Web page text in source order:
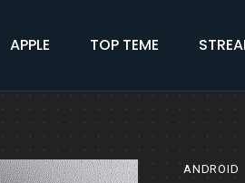
APPLE TOP TEME
ANDROID